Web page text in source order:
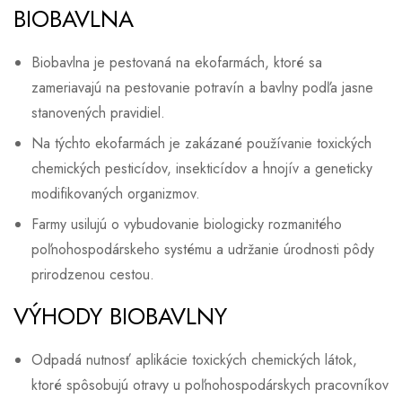
BIOBAVLNA
Biobavlna je pestovaná na ekofarmách, ktoré sa
zameriavajú na pestovanie potravín a bavlny podľa jasne
stanovených pravidiel.
Na týchto ekofarmách je zakázané používanie toxických
chemických pesticídov, insekticídov a hnojív a geneticky
modifikovaných organizmov.
Farmy usilujú o vybudovanie biologicky rozmanitého
poľnohospodárskeho systému a udržanie úrodnosti pôdy
prirodzenou cestou.
VÝHODY BIOBAVLNY
Odpadá nutnosť aplikácie toxických chemických látok,
ktoré spôsobujú otravy u poľnohospodárskych pracovníkov